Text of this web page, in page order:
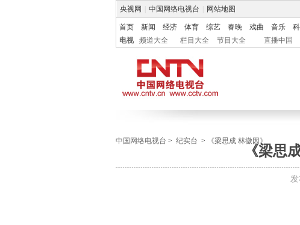
央视网 中国网络电视台 网站地图
首页 新闻 经济 体育 综艺 春晚 戏曲 音乐
电视
频道大全 栏目大全 节目大全 直播中国
中国网络电视台 > 纪实台 > 《梁思成 林徽因》
《梁思